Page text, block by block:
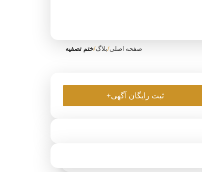
صفحه اصلی/بلاگ/ختم تصفیه
ثبت رایگان آگهی+